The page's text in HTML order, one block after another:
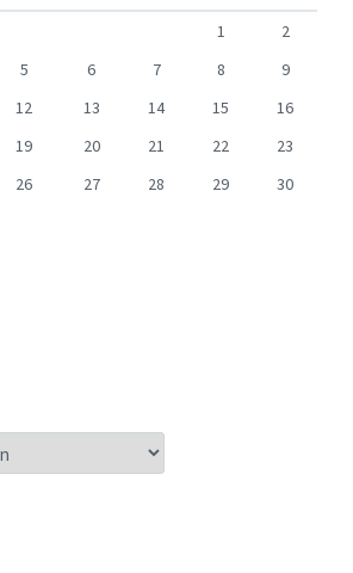
1
2
5 6 7 8
9
12 13 14 15
16
19 20 21 22
23
26 27 28 29
30